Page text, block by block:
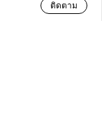
ติดตาม